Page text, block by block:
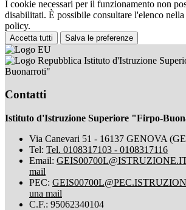
I cookie necessari per il funzionamento non
disabilitati. È possibile consultare l'elenco
policy.
Accetta tutti Salva le preferenze
Istituto d'Istruzione
Buonarroti"
Contatti
Istituto d'Istruzione Superiore "Firpo-
Via Canevari 51 - 16137 GENOVA
Tel: Tel. 0108317103 - 0108317116
Email:
mail
PEC:
una mail
C.F.: 95062340104